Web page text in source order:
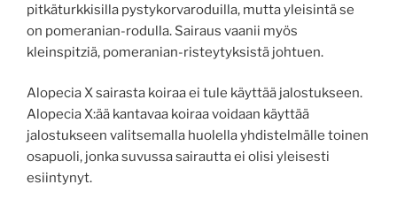
pitkäturkkisilla pystykorvaroduilla, mutta yleisintä se
on pomeranian-rodulla. Sairaus vaanii myös
kleinspitziä, pomeranian-risteytyksistä johtuen.
Alopecia X sairasta koiraa ei tule käyttää jalostukseen.
Alopecia X:ää kantavaa koiraa voidaan käyttää
jalostukseen valitsemalla huolella yhdistelmälle toinen
osapuoli, jonka suvussa sairautta ei olisi yleisesti
esiintynyt.